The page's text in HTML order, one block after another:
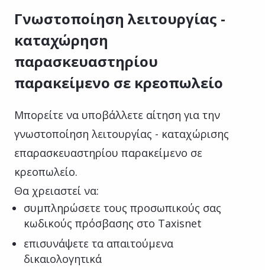
Γνωστοποίηση λειτουργίας -
καταχώρηση
παρασκευαστηρίου
παρακείμενο σε κρεοπωλείο
Μπορείτε να υποβάλλετε αίτηση για την
γνωστοποίηση λειτουργίας - καταχώρισης
επαρασκευαστηρίου παρακείμενο σε
κρεοπωλείο.
Θα χρειαστεί να:
συμπληρώσετε τους προσωπικούς σας
κωδικούς πρόσβασης στο Taxisnet
επισυνάψετε τα απαιτούμενα
δικαιολογητικά